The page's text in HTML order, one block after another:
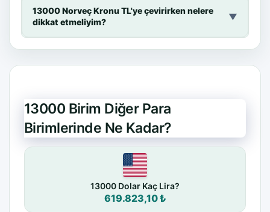
13000 Norveç Kronu TL'ye çevirirken nelere
dikkat etmeliyim?
▼
13000 Birim Diğer Para
Birimlerinde Ne Kadar?
13000 Dolar Kaç Lira?
619.823,10 ₺